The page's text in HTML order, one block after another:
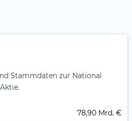
Stammdaten zur National
78,90 Mrd. €